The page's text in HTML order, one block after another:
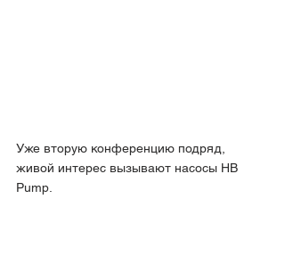
Уже вторую конференцию подряд,
живой интерес вызывают насосы HB
Pump.